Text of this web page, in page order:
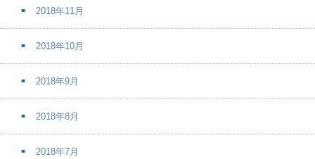
2018年11月
2018年10月
2018年9月
2018年8月
2018年7月